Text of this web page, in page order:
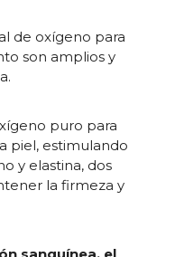
de oxígeno para
son amplios y
puro para
piel, estimulando
y elastina, dos
la firmeza y